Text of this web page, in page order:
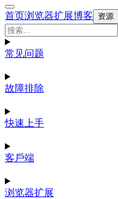
首页浏览器扩展博客 资源
常见问题
故障排除
快速上手
客戶端
浏览器扩展